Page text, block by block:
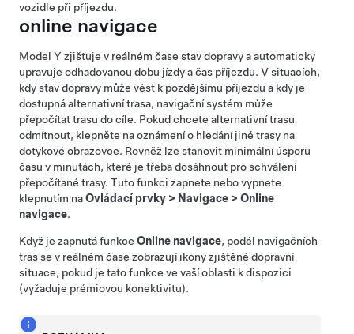
vozidle při příjezdu.
online navigace
Model Y zjišťuje v reálném čase stav dopravy a automaticky
upravuje odhadovanou dobu jízdy a čas příjezdu. V situacích,
kdy stav dopravy může vést k pozdějšímu příjezdu a kdy je
dostupná alternativní trasa, navigační systém může
přepočítat trasu do cíle. Pokud chcete alternativní trasu
odmítnout, klepněte na oznámení o hledání jiné trasy na
dotykové obrazovce. Rovněž lze stanovit minimální úsporu
času v minutách, které je třeba dosáhnout pro schválení
přepočítané trasy. Tuto funkci zapnete nebo vypnete
klepnutím naOvládací prvky > Navigace > Online
navigace.
Když je zapnutá funkce Online navigace, podél navigačních
tras se v reálném čase zobrazují ikony zjištěné dopravní
situace, pokud je tato funkce ve vaší oblasti k dispozici
(vyžaduje prémiovou konektivitu).